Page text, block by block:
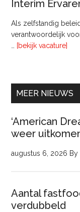
Interim
Als zelfstandig
verantwoordelijk
[bekijk vacature]
uur)
MEER NIEUWS
‘American
weer
augustus 6, 2026 By
Aantal
verdubbeld